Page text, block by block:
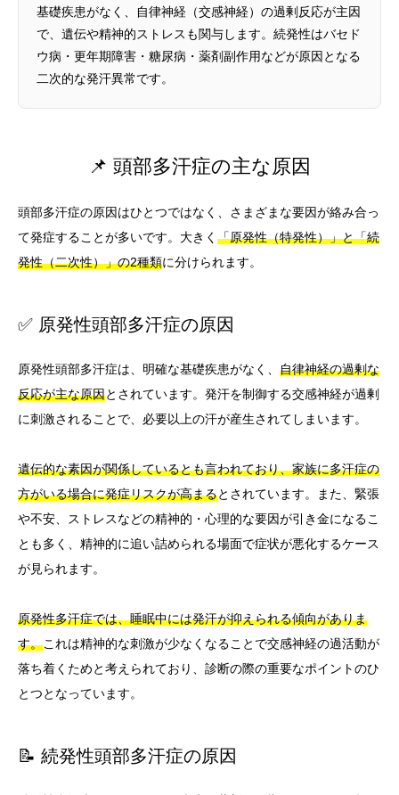
基礎疾患がなく、自律神経（交感神経）の過剰反応が主因
で、遺伝や精神的ストレスも関与します。続発性はバセド
ウ病・更年期障害・糖尿病・薬剤副作用などが原因となる
二次的な発汗異常です。
📌 頭部多汗症の主な原因
頭部多汗症の原因はひとつではなく、さまざまな要因が絡み合っ
て発症することが多いです。大きく 「原発性（特発性）」と「続
発性（二次性）」の2種類に分けられます。
✅ 原発性頭部多汗症の原因
原発性頭部多汗症は、明確な基礎疾患がなく、 自律神経の過剰な
反応が主な原因とされています。発汗を制御する交感神経が過剰
に刺激されることで、必要以上の汗が産生されてしまいます。
遺伝的な素因が関係しているとも言われており、家族に多汗症の
方がいる場合に発症リスクが高まるとされています。また、緊張
や不安、ストレスなどの精神的・心理的な要因が引き金になるこ
とも多く、精神的に追い詰められる場面で症状が悪化するケース
が見られます。
原発性多汗症では、睡眠中には発汗が抑えられる傾向がありま
す。これは精神的な刺激が少なくなることで交感神経の過活動が
落ち着くためと考えられており、診断の際の重要なポイントのひ
とつとなっています。
📝 続発性頭部多汗症の原因